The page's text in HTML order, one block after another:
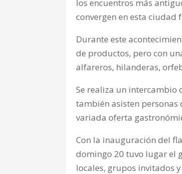
los encuentros más
convergen en esta ciudad
Durante este
de productos, pero con
alfareros, hilanderas,
Se realiza un intercambio
también asisten
variada oferta
Con la inauguración del
domingo 20 tuvo lugar el
locales, grupos invitados